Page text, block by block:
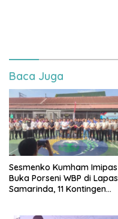
Baca Juga
Sesmenko Kumham Imipas
Buka Porseni WBP di Lapas
Samarinda, 11 Kontingen